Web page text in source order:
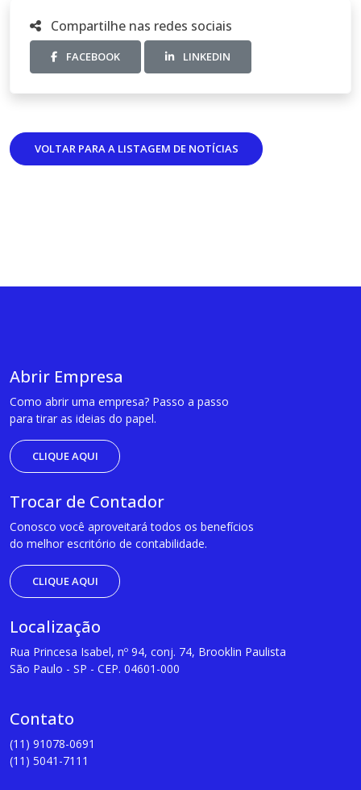
Compartilhe nas redes sociais
FACEBOOK LINKEDIN
VOLTAR PARA A LISTAGEM DE NOTÍCIAS
Abrir Empresa
Como abrir uma empresa? Passo a passo
para tirar as ideias do papel.
CLIQUE AQUI
Trocar de Contador
Conosco você aproveitará todos os benefícios
do melhor escritório de contabilidade.
CLIQUE AQUI
Localização
Rua Princesa Isabel, nº 94, conj. 74, Brooklin Paulista
São Paulo - SP - CEP. 04601-000
Contato
(11) 91078-0691
(11) 5041-7111